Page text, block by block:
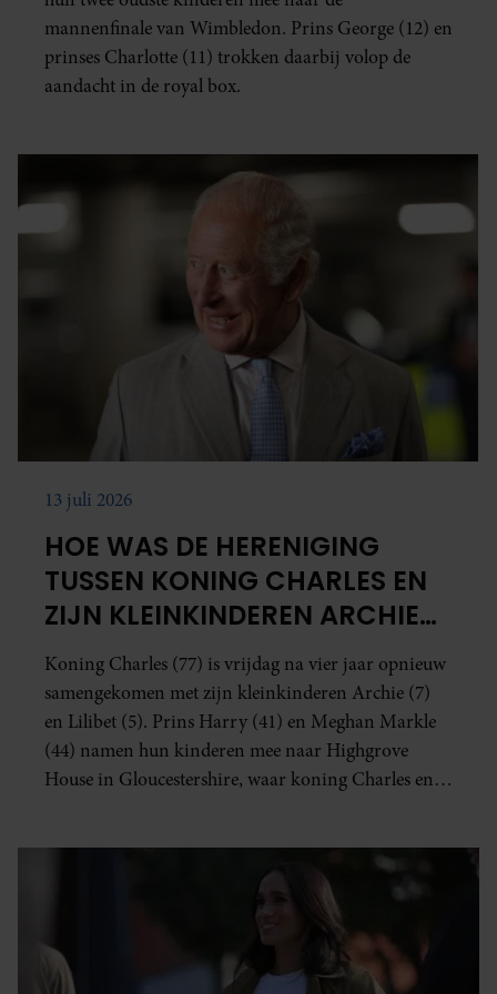
mannenfinale van Wimbledon. Prins George (12) en
prinses Charlotte (11) trokken daarbij volop de
aandacht in de royal box.
13 juli 2026
HOE WAS DE HERENIGING
TUSSEN KONING CHARLES EN
ZIJN KLEINKINDEREN ARCHIE
EN LILIBET?
Koning Charles (77) is vrijdag na vier jaar opnieuw
samengekomen met zijn kleinkinderen Archie (7)
en Lilibet (5). Prins Harry (41) en Meghan Markle
(44) namen hun kinderen mee naar Highgrove
House in Gloucestershire, waar koning Charles en